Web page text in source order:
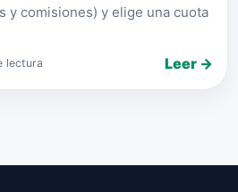
y comisiones) y elige una cuota
lectura Leer →